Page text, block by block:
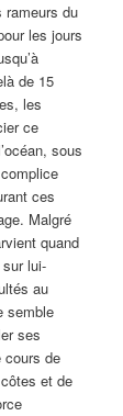
du
les jours
de 15
les
ce
sous
ces
Malgré
quand
lui-
au
semble
ses
cours de
et de